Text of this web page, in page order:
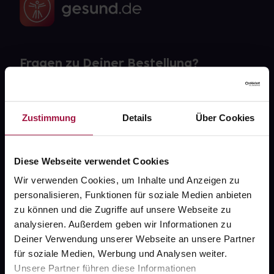
Zustimmung Details Über Cookies
Diese Webseite verwendet Cookies
Wir verwenden Cookies, um Inhalte und Anzeigen zu
personalisieren, Funktionen für soziale Medien anbieten
zu können und die Zugriffe auf unsere Webseite zu
analysieren. Außerdem geben wir Informationen zu
Deiner Verwendung unserer Webseite an unsere Partner
für soziale Medien, Werbung und Analysen weiter.
Unsere Partner führen diese Informationen
Fragen zu Deiner Bestellung?
FAQ
Widerrufsformular
gesund.de
Über uns
Karriere